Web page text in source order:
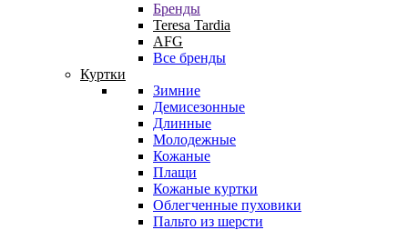
Бренды
Teresa Tardia
AFG
Все бренды
Куртки
Зимние
Демисезонные
Длинные
Молодежные
Кожаные
Плащи
Кожаные куртки
Облегченные пуховики
Пальто из шерсти